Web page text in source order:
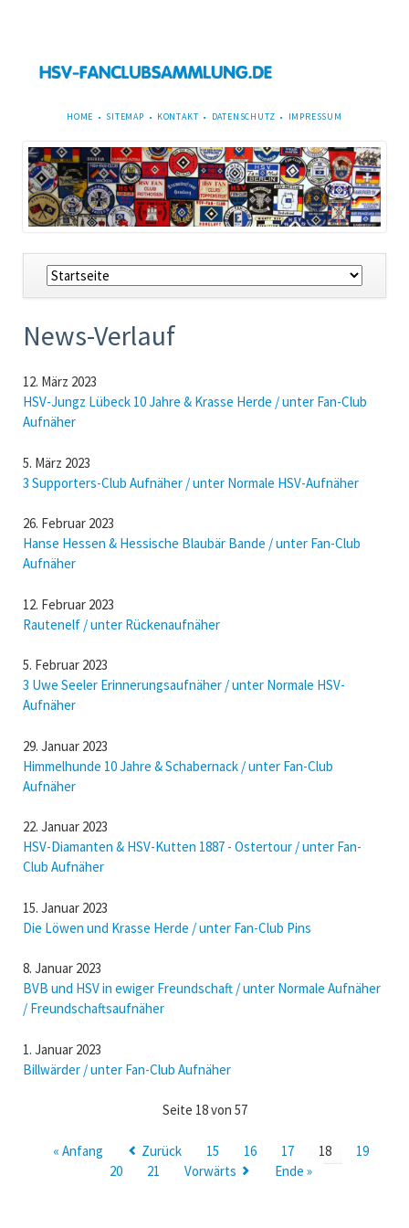
NAVIGATION
HOME SITEMAP KONTAKT DATENSCHUTZ IMPRESSUM
Navigation
überspringen
News-Verlauf
12. März 2023
HSV-Jungz Lübeck 10 Jahre & Krasse Herde / unter Fan-Club
Aufnäher
5. März 2023
3 Supporters-Club Aufnäher / unter Normale HSV-Aufnäher
26. Februar 2023
Hanse Hessen & Hessische Blaubär Bande / unter Fan-Club
Aufnäher
12. Februar 2023
Rautenelf / unter Rückenaufnäher
5. Februar 2023
3 Uwe Seeler Erinnerungsaufnäher / unter Normale HSV-
Aufnäher
29. Januar 2023
Himmelhunde 10 Jahre & Schabernack / unter Fan-Club
Aufnäher
22. Januar 2023
HSV-Diamanten & HSV-Kutten 1887 - Ostertour / unter Fan-
Club Aufnäher
15. Januar 2023
Die Löwen und Krasse Herde / unter Fan-Club Pins
8. Januar 2023
BVB und HSV in ewiger Freundschaft / unter Normale Aufnäher
/ Freundschaftsaufnäher
1. Januar 2023
Billwärder / unter Fan-Club Aufnäher
Seite 18 von 57
« Anfang Zurück 15 16 17 18
19
20
21 Vorwärts Ende »